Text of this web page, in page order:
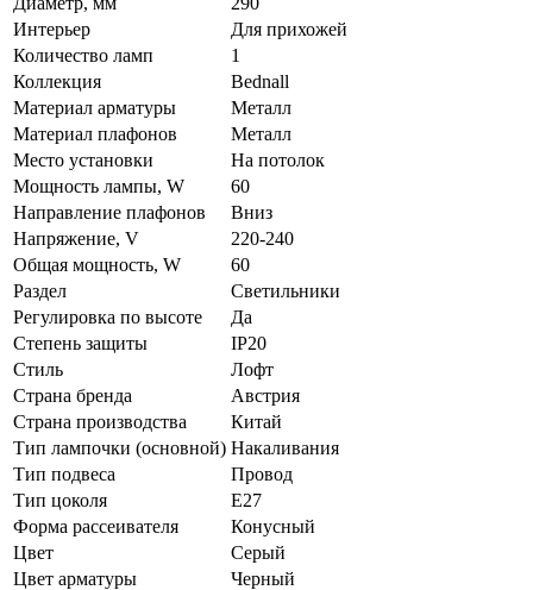
Интерьер
Для прихожей
Количество ламп
1
Коллекция
Bednall
Материал арматуры
Металл
Материал плафонов
Металл
Место установки
На потолок
Мощность лампы, W
60
Направление плафонов
Вниз
Напряжение, V
220-240
Общая мощность, W
60
Раздел
Светильники
Регулировка по высоте
Да
Степень защиты
IP20
Стиль
Лофт
Страна бренда
Австрия
Страна производства
Китай
Тип лампочки (основной) Накаливания
Тип подвеса
Провод
Тип цоколя
E27
Форма рассеивателя
Конусный
Цвет
Серый
Цвет арматуры
Черный